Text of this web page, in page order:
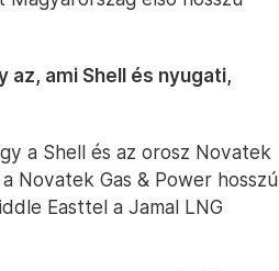
ami Shell és nyugati,
a Shell és az orosz Novatek
Novatek Gas & Power hosszú
Easttel a Jamal LNG